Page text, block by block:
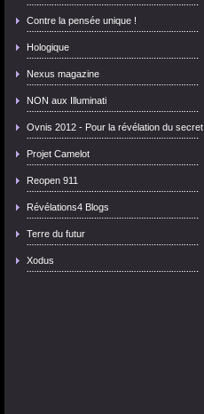
Contre la pensée unique !
Hologique
Nexus magazine
NON aux Illuminati
Ovnis 2012 - Pour la révélation du secret
Projet Camelot
Reopen 911
Révélations4 Blogs
Terre du futur
Xodus